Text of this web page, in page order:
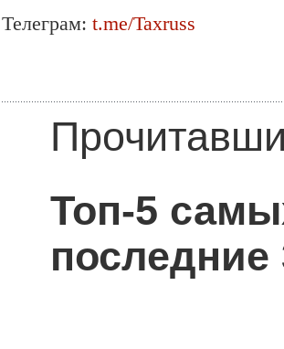
Телеграм: t.me/Taxruss
Топ-5
последние